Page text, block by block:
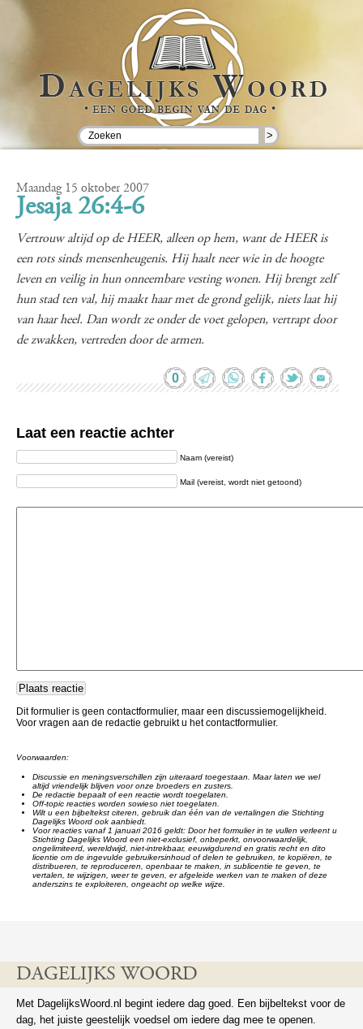
>
Maandag 15 oktober 2007
Jesaja 26:4-6
Vertrouw altijd op de HEER, alleen op hem, want de HEER is
een rots sinds mensenheugenis. Hij haalt neer wie in de hoogte
leven en veilig in hun onneembare vesting wonen. Hij brengt zelf
hun stad ten val, hij maakt haar met de grond gelijk, niets laat hij
van haar heel. Dan wordt ze onder de voet gelopen, vertrapt door
de zwakken, vertreden door de armen.
0
Laat een reactie achter
Naam (vereist)
Mail (vereist, wordt niet getoond)
Dit formulier is geen contactformulier, maar een discussiemogelijkheid.
Voor vragen aan de redactie gebruikt u het contactformulier.
Voorwaarden:
Discussie en meningsverschillen zijn uiteraard toegestaan. Maar laten we wel
altijd vriendelijk blijven voor onze broeders en zusters.
De redactie bepaalt of een reactie wordt toegelaten.
Off-topic reacties worden sowieso niet toegelaten.
Wilt u een bijbeltekst citeren, gebruik dan één van de vertalingen die Stichting
Dagelijks Woord ook aanbiedt.
Voor reacties vanaf 1 januari 2016 geldt: Door het formulier in te vullen verleent u
Stichting Dagelijks Woord een niet-exclusief, onbeperkt, onvoorwaardelijk,
ongelimiteerd, wereldwijd, niet-intrekbaar, eeuwigdurend en gratis recht en dito
licentie om de ingevulde gebruikersinhoud of delen te gebruiken, te kopiëren, te
distribueren, te reproduceren, openbaar te maken, in sublicentie te geven, te
vertalen, te wijzigen, weer te geven, er afgeleide werken van te maken of deze
anderszins te exploiteren, ongeacht op welke wijze.
DAGELIJKS WOORD
Met DagelijksWoord.nl begint iedere dag goed. Een bijbeltekst voor de
dag, het juiste geestelijk voedsel om iedere dag mee te openen.